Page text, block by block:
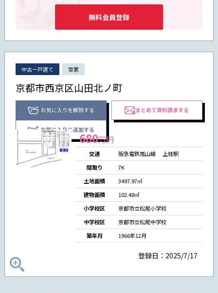
無料会員登録
中古一戸建て 空家
京都市西京区山田北ノ町
お気に入りを解除する
お気に入りに追加する
まとめて資料請求する
680万円
交通 阪急電鉄嵐山線
上桂駅
間取り
7K
土地面積
3497.97㎡
建物面積
102.48㎡
小学校区
京都市立松尾小学校
中学校区
京都市立松尾中学校
築年月
1966年12月
登録日：2025/7/17